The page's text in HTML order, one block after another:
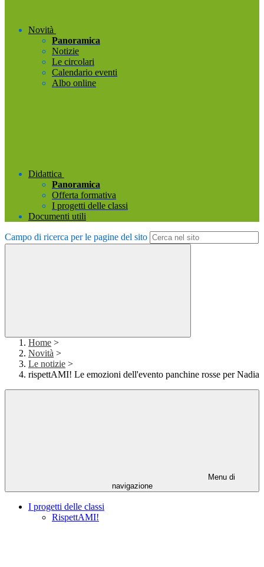
Novità
Panoramica
Notizie
Le circolari
Calendario eventi
Albo online
Didattica
Panoramica
Offerta formativa
I progetti delle classi
Documenti utili
Campo di ricerca per le pagine del sito
Home >
Novità >
Le notizie >
rispettAMI! Le emozioni dell'evento panchine rosse per Nadia
Menu di
navigazione
I progetti delle classi
RispettAMI!